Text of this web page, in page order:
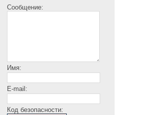
Сообщение:
Имя:
E-mail:
Код безопасности: